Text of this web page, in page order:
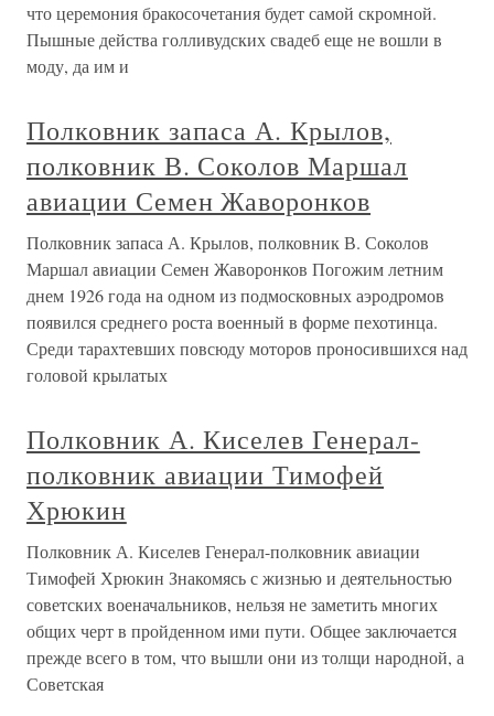
что церемония бракосочетания будет самой скромной.
Пышные действа голливудских свадеб еще не вошли в
моду, да им и
Полковник запаса А. Крылов,
полковник В. Соколов Маршал
авиации Семен Жаворонков
Полковник запаса А. Крылов, полковник В. Соколов
Маршал авиации Семен Жаворонков Погожим летним
днем 1926 года на одном из подмосковных аэродромов
появился среднего роста военный в форме пехотинца.
Среди тарахтевших повсюду моторов проносившихся над
головой крылатых
Полковник А. Киселев Генерал-
полковник авиации Тимофей
Хрюкин
Полковник А. Киселев Генерал-полковник авиации
Тимофей Хрюкин Знакомясь с жизнью и деятельностью
советских военачальников, нельзя не заметить многих
общих черт в пройденном ими пути. Общее заключается
прежде всего в том, что вышли они из толщи народной, а
Советская